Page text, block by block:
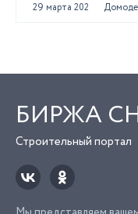
29 марта 2022
БИРЖА
Строительный портал